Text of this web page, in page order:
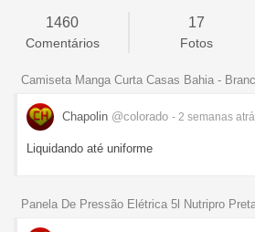
1460
Comentários
17
Fotos
Camiseta Manga Curta Casas Bahia -
Chapolin @colorado - 2 semanas
Liquidando até uniforme
Panela De Pressão Elétrica 5l Nutripro